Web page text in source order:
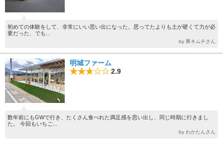
初めての体験をして、非常にいい思い出になった。思ってたよりも土が硬くて力が必
要だった、でも...
by 豚キムチさん
明城ファーム
2.9
数年前にもGWで行き、たくさん食べれた満足感を思い出し、同じ時期に行きまし
た。 今回もいちご...
by わかたんさん